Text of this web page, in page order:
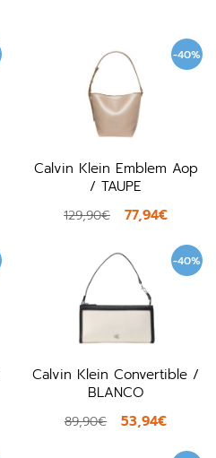
-40%
Calvin Klein Emblem Aop
/ TAUPE
129,90€ 77,94€
-40%
Calvin Klein Convertible /
BLANCO
89,90€ 53,94€